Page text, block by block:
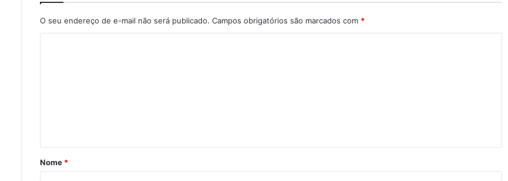
O seu endereço de e-mail não será publicado. Campos obrigatórios são marcados com *
á
r
Nome *